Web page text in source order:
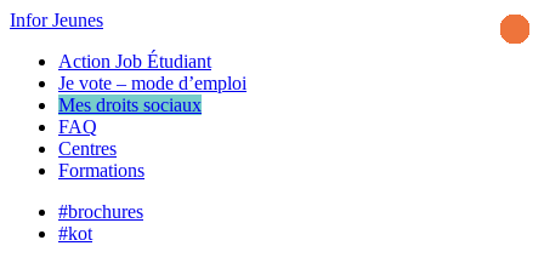
Infor Jeunes
Action Job Étudiant
Je vote – mode d’emploi
Mes droits sociaux
FAQ
Centres
Formations
#brochures
#kot